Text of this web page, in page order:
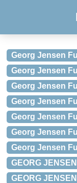
Georg Jensen
Georg Jensen
Georg Jensen
Georg Jensen
Georg Jensen
Georg Jensen
Georg Jensen
GEORG
GEORG